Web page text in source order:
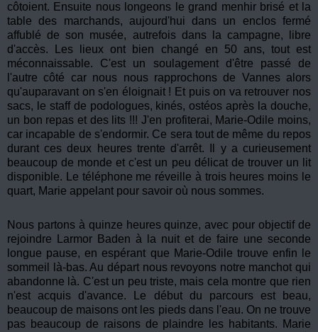
côtoient. Ensuite nous longeons le grand menhir brisé et la
table des marchands, aujourd'hui dans un enclos fermé
affublé de son musée, autrefois dans la campagne, libre
d'accès. Les lieux ont bien changé en 50 ans, tout est
méconnaissable. C'est un soulagement d'être passé de
l'autre côté car nous nous rapprochons de Vannes alors
qu'auparavant on s'en éloignait ! Et puis on va retrouver nos
sacs, le staff de podologues, kinés, ostéos après la douche,
un bon repas et des lits !!! J'en profiterai, Marie-Odile moins,
car incapable de s'endormir. Ce sera tout de même du repos
durant ces deux heures trente d'arrêt. Il y a curieusement
beaucoup de monde et c'est un peu délicat de trouver un lit
disponible. Le téléphone me réveille à trois heures moins le
quart, Marie appelant pour savoir où nous sommes.
Nous partons à quinze heures quinze, avec pour objectif de
rejoindre Larmor Baden à la nuit et de faire une seconde
longue pause, en espérant que Marie-Odile trouve enfin le
sommeil là-bas. Au départ nous revoyons notre manchot qui
abandonne là. C'est un peu triste, mais cela montre que rien
n'est acquis d'avance. Le début du parcours est beau,
beaucoup de maisons ont les pieds dans l'eau. On ne trouve
pas beaucoup de raisons de plaindre les habitants. Marie